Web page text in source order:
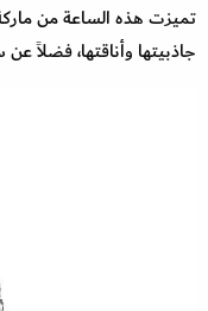
جاذبيتها وأناقتها، فضلاً